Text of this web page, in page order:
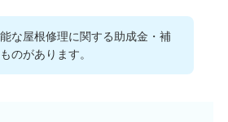
な屋根修理に関する助成金・補
のがあります。​